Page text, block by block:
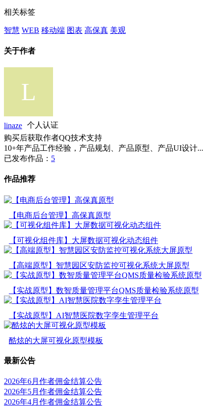
相关标签
智慧 WEB 移动端 图表 高保真 美观
关于作者
linaze
个人认证
购买后获取作者QQ技术支持
10+年产品工作经验，产品规划、产品原型、产品UI设计...
已发布作品： 5
作品推荐
【电商后台管理】高保真原型
【可视化组件库】大屏数据可视化动态组件
【高端原型】智慧园区安防监控可视化系统大屏原型
【实战原型】数智质量管理平台QMS质量检验系统原型
【实战原型】AI智慧医院数字孪生管理平台
酷炫的大屏可视化原型模板
最新公告
2026年6月作者佣金结算公告
2026年5月作者佣金结算公告
2026年4月作者佣金结算公告